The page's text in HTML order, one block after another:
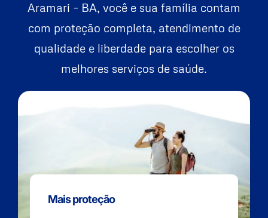
Aramari – BA, você e sua família contam
com proteção completa, atendimento de
qualidade e liberdade para escolher os
melhores serviços de saúde.
Mais proteção